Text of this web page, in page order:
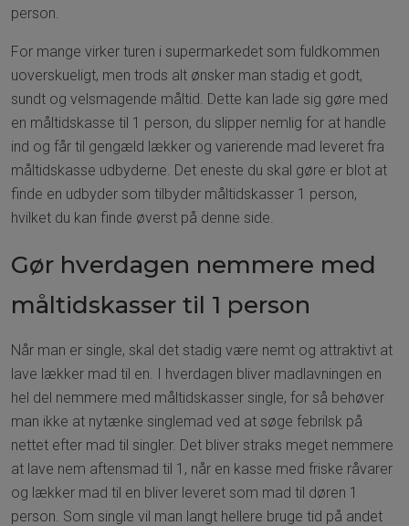
person.
For mange virker turen i supermarkedet som fuldkommen
uoverskueligt, men trods alt ønsker man stadig et godt,
sundt og velsmagende måltid. Dette kan lade sig gøre med
en måltidskasse til 1 person, du slipper nemlig for at handle
ind og får til gengæld lækker og varierende mad leveret fra
måltidskasse udbyderne. Det eneste du skal gøre er blot at
finde en udbyder som tilbyder måltidskasser 1 person,
hvilket du kan finde øverst på denne side.
Gør hverdagen nemmere med
måltidskasser til 1 person
Når man er single, skal det stadig være nemt og attraktivt at
lave lækker mad til en. I hverdagen bliver madlavningen en
hel del nemmere med måltidskasser single, for så behøver
man ikke at nytænke singlemad ved at søge febrilsk på
nettet efter mad til singler. Det bliver straks meget nemmere
at lave nem aftensmad til 1, når en kasse med friske råvarer
og lækker mad til en bliver leveret som mad til døren 1
person. Som single vil man langt hellere bruge tid på andet